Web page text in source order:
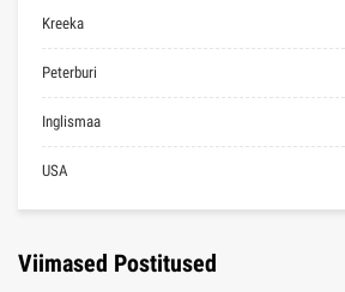
Kreeka
Peterburi
Inglismaa
USA
Viimased Postitused